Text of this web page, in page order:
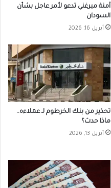
آمنة ميرغني تدعو لأمر عاجل بشأن
السودان
أبريل 16, 2026
تحذير من بنك الخرطوم لـ عملاءه..
ماذا حدث؟
أبريل 13, 2026